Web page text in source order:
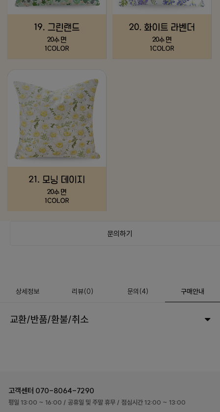
문의하기
상세정보 리뷰(0) 문의 (4) 구매안내
교환/반품/환불/취소
고객센터 070-8064-7290
평일 13:00 ~ 16:00 / 공휴일 및 주말 휴무 / 점심시간 12:00 ~ 13:00